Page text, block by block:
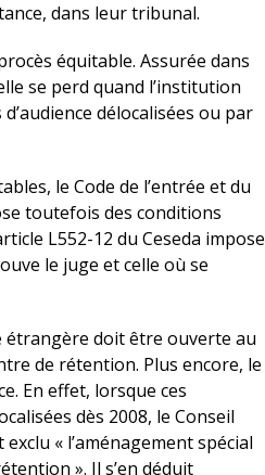
dans leur tribunal.
équitable. Assurée dans
se perd quand l’institution
délocalisées ou par
le Code de l’entrée et du
toutefois des conditions
L552-12 du Ceseda impose
le juge et celle où se
étrangère doit être ouverte au
de rétention. Plus encore, le
En effet, lorsque ces
dès 2008, le Conseil
« l’aménagement spécial
». Il s’en déduit